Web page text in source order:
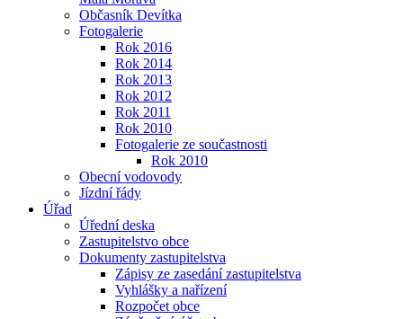
Občasník Devítka
Fotogalerie
Rok 2016
Rok 2014
Rok 2013
Rok 2012
Rok 2011
Rok 2010
Fotogalerie ze součastnosti
Rok 2010
Obecní vodovody
Jízdní řády
Úřad
Úřední deska
Zastupitelstvo obce
Dokumenty zastupitelstva
Zápisy ze zasedání zastupitelstva
Vyhlášky a nařízení
Rozpočet obce